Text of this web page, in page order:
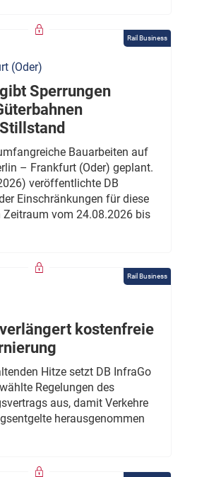
Rail Business
(Oder)
Sperrungen
Bauarbeiten auf
– Frankfurt (Oder) geplant.
veröffentlichte DB
Einschränkungen für diese
vom 24.08.2026 bis
Rail Business
kostenfreie
Hitze setzt DB InfraGo
Regelungen des
aus, damit Verkehre
herausgenommen